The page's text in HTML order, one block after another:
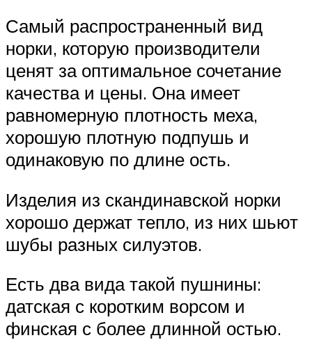
Самый распространенный вид
норки, которую производители
ценят за оптимальное сочетание
качества и цены. Она имеет
равномерную плотность меха,
хорошую плотную подпушь и
одинаковую по длине ость.
Изделия из скандинавской норки
хорошо держат тепло, из них шьют
шубы разных силуэтов.
Есть два вида такой пушнины:
датская с коротким ворсом и
финская с более длинной остью.